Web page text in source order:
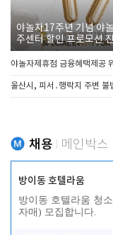
야놀자17주년 기념 야
주센터 할인 프로모션
야놀자제휴점 금융혜택제공
울산시, 피서․행락지 주변 불
채용 메인박스
방이동 호텔라움
방이동 호텔라움 청
자매) 모집합니다.